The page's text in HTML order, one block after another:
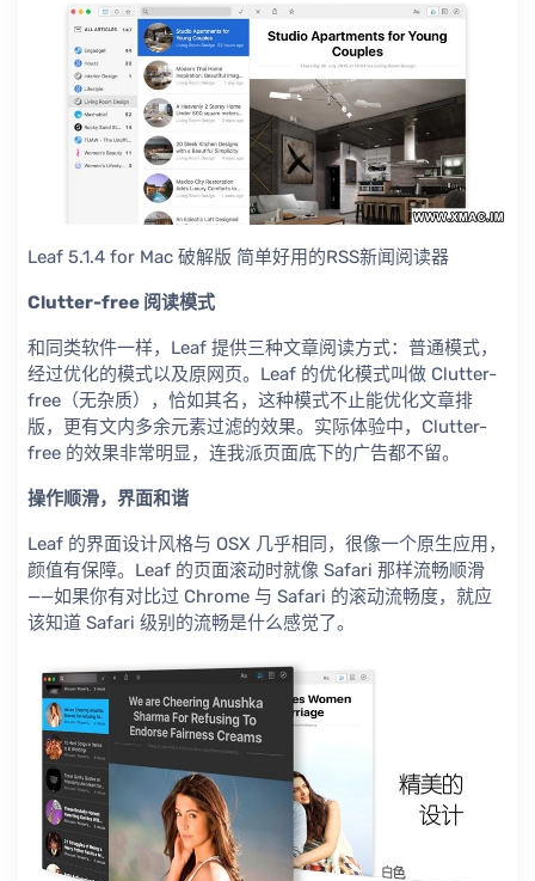
Leaf 5.1.4 for Mac 破解版 简单好用的RSS新闻阅读器
Clutter-free 阅读模式
和同类软件一样，Leaf 提供三种文章阅读方式：普通模式，
经过优化的模式以及原网页。Leaf 的优化模式叫做 Clutter-
free（无杂质），恰如其名，这种模式不止能优化文章排
版，更有文内多余元素过滤的效果。实际体验中，Clutter-
free 的效果非常明显，连我派页面底下的广告都不留。
操作顺滑，界面和谐
Leaf 的界面设计风格与 OSX 几乎相同，很像一个原生应用，
颜值有保障。Leaf 的页面滚动时就像 Safari 那样流畅顺滑
——如果你有对比过 Chrome 与 Safari 的滚动流畅度，就应
该知道 Safari 级别的流畅是什么感觉了。